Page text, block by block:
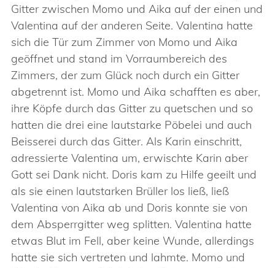
Gitter zwischen Momo und Aika auf der einen und
Valentina auf der anderen Seite. Valentina hatte
sich die Tür zum Zimmer von Momo und Aika
geöffnet und stand im Vorraumbereich des
Zimmers, der zum Glück noch durch ein Gitter
abgetrennt ist. Momo und Aika schafften es aber,
ihre Köpfe durch das Gitter zu quetschen und so
hatten die drei eine lautstarke Pöbelei und auch
Beisserei durch das Gitter. Als Karin einschritt,
adressierte Valentina um, erwischte Karin aber
Gott sei Dank nicht. Doris kam zu Hilfe geeilt und
als sie einen lautstarken Brüller los ließ, ließ
Valentina von Aika ab und Doris konnte sie von
dem Absperrgitter weg splitten. Valentina hatte
etwas Blut im Fell, aber keine Wunde, allerdings
hatte sie sich vertreten und lahmte. Momo und